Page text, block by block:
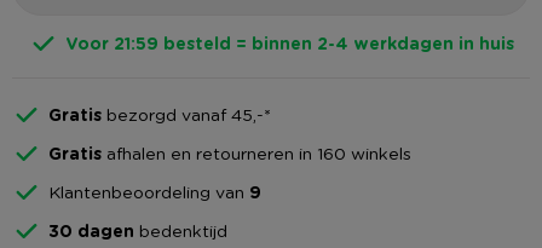
Voor 21:59 besteld = binnen 2-4 werkdagen in huis
Gratis bezorgd vanaf 45,-*
Gratis afhalen en retourneren in 160 winkels
Klantenbeoordeling van 9
30 dagen bedenktijd